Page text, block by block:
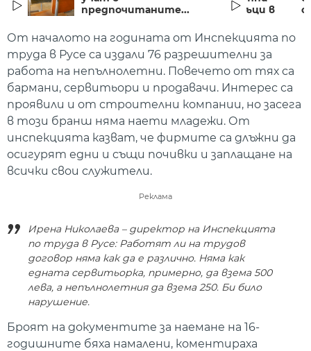
предпочитаните...
От началото на годината от Инспекцията по
труда в Русе са издали 76 разрешителни за
работа на непълнолетни. Повечето от тях са
бармани, сервитьори и продавачи. Интерес са
проявили и от строителни компании, но засега
в този бранш няма наети младежи. От
инспекцията казват, че фирмите са длъжни да
осигурят едни и същи почивки и заплащане на
всички свои служители.
Реклама
Ирена Николаева – директор на Инспекцията
по труда в Русе: Работят ли на трудов
договор няма как да е различно. Няма как
едната сервитьорка, примерно, да взема 500
лева, а непълнолетния да взема 250. Би било
нарушение.
Броят на документите за наемане на 16-
годишните бяха намалени, коментираха